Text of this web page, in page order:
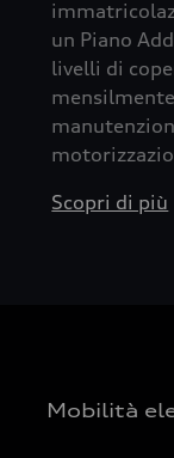
un Piano
livelli di
Scopri di più
Mobilità